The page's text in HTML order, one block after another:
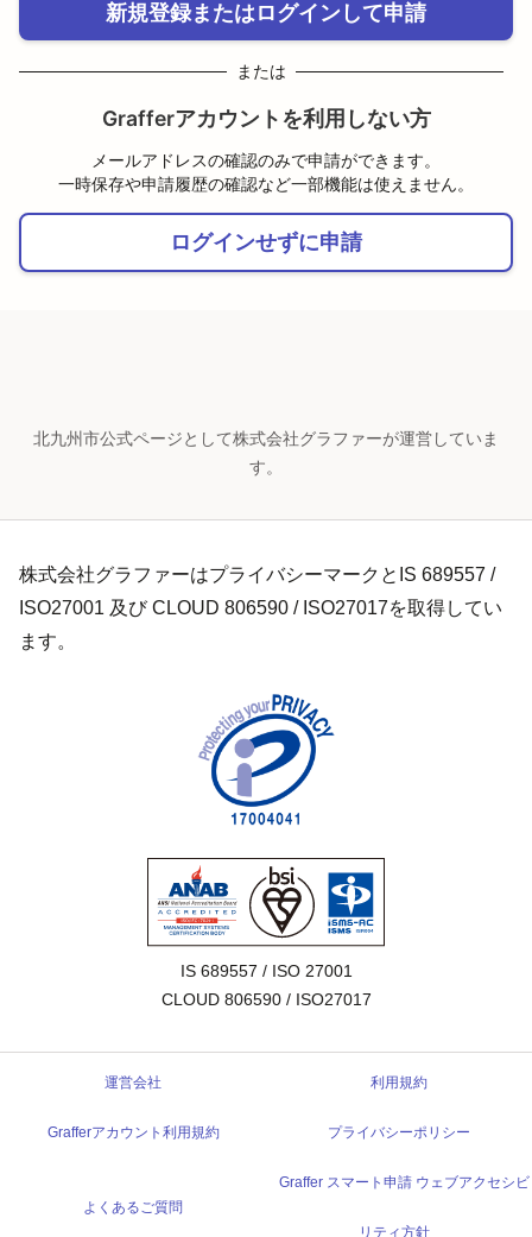
新規登録またはログインして申請
または
Grafferアカウントを利用しない方
メールアドレスの確認のみで申請ができます。
一時保存や申請履歴の確認など一部機能は使えません。
ログインせずに申請
北九州市公式ページとして株式会社グラファーが運営していま
す。
株式会社グラファーはプライバシーマークとIS 689557 /
ISO27001 及び CLOUD 806590 / ISO27017を取得してい
ます。
IS 689557 / ISO 27001
CLOUD 806590 / ISO27017
運営会社 利用規約
Grafferアカウント利用規約 プライバシーポリシー
よくあるご質問
Graffer スマート申請 ウェブアクセシビ
リティ方針